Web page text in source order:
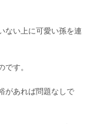
愛い孫を連
。
問題なしで